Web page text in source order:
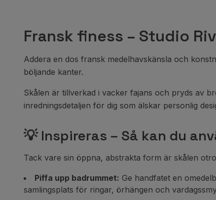
Fransk finess – Studio
Addera en dos fransk medelhavskänsla och
böljande kanter.
Skålen är tillverkad i vacker fajans och pryds av
inredningsdetaljen för dig som älskar personlig
💡 Inspireras – Så kan du
Tack vare sin öppna, abstrakta form är skålen
Piffa upp badrummet: Ge handfatet en
samlingsplats för ringar, örhängen och